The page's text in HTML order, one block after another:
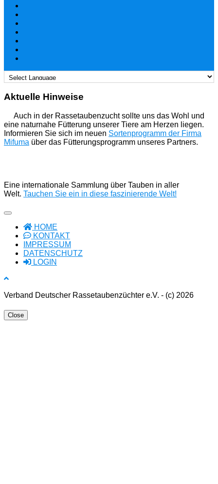
Aktuelle Hinweise
Auch in der Rassetaubenzucht sollte uns das Wohl und
eine naturnahe Fütterung unserer Tiere am Herzen liegen.
Informieren Sie sich im neuen Sortenprogramm der Firma
Mifuma über das Fütterungsprogramm unseres Partners.
Eine internationale Sammlung über Tauben in aller
Welt. Tauchen Sie ein in diese faszinierende Welt!
HOME
KONTAKT
IMPRESSUM
DATENSCHUTZ
LOGIN
Verband Deutscher Rassetaubenzüchter e.V. - (c) 2026
Close